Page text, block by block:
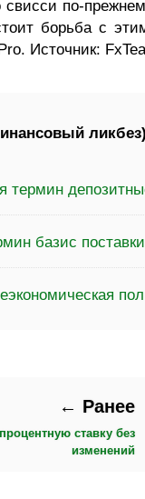
по-
борьба с
Источник:
ликбез)
термин
базис
← Ранее
ставку без
изменений